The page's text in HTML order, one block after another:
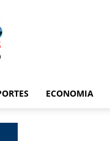
ECONOMIA